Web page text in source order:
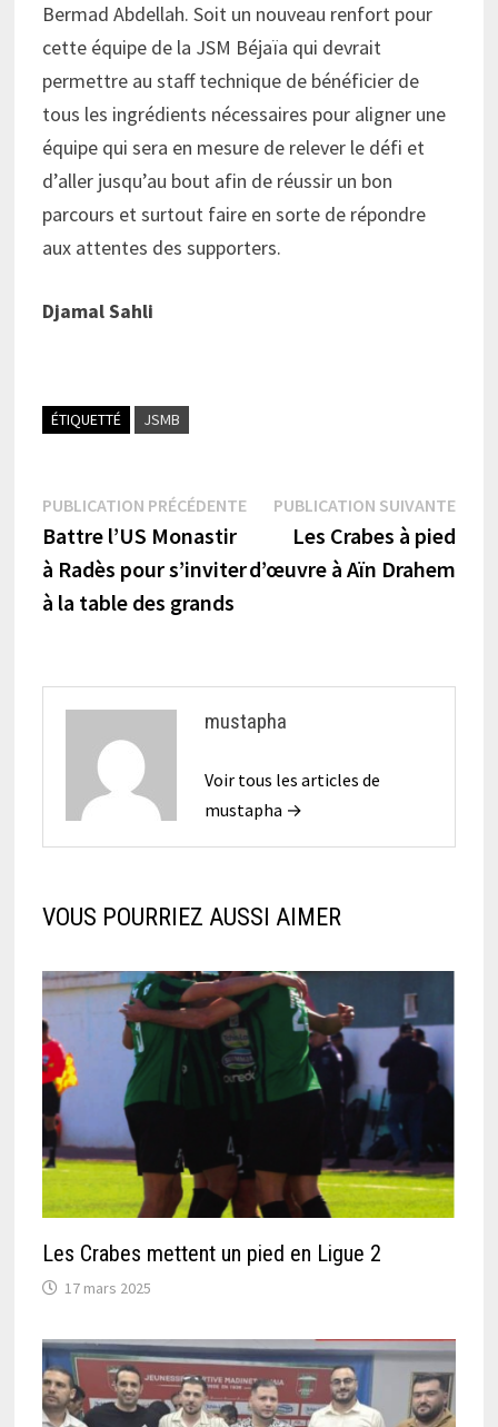
Bermad Abdellah. Soit un nouveau renfort pour
cette équipe de la JSM Béjaïa qui devrait
permettre au staff technique de bénéficier de
tous les ingrédients nécessaires pour aligner une
équipe qui sera en mesure de relever le défi et
d’aller jusqu’au bout afin de réussir un bon
parcours et surtout faire en sorte de répondre
aux attentes des supporters.
Djamal Sahli
ÉTIQUETTÉ JSMB
Navigation
de
l’article
PUBLICATION PRÉCÉDENTEPublication
précédente :
Battre l’US Monastir
à Radès pour s’inviter
à la table des grands
PUBLICATION SUIVANTE
Les Crabes à pied
d’œuvre à Aïn Drahem
mustapha
Voir tous les articles de
mustapha →
VOUS POURRIEZ AUSSI AIMER
Les Crabes mettent un pied en Ligue 2
17 mars 2025